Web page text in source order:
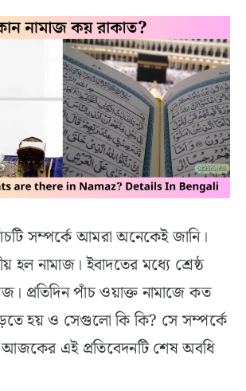
সম্পর্কে আমরা অনেকেই জানি।
হল নামাজ। ইবাদতের মধ্যে শ্রেষ্ঠ
প্রতিদিন পাঁচ ওয়াক্ত নামাজে কত
হয় ও সেগুলো কি কি? সে সম্পর্কে
আজকের এই প্রতিবেদনটি শেষ অবধি